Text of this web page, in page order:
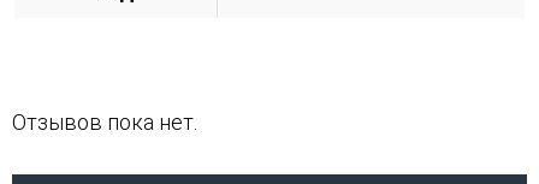
Отзывов пока нет.